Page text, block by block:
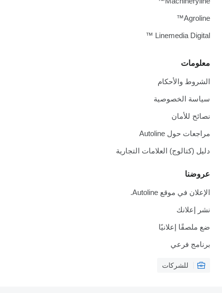
معلومات
الشروط والأحكام
سياسة الخصوصية
نصائح للأمان
مراجعات حول Autoline
دليل (كتالوج) العلامات التجارية
عروضنا
الإعلان في موقع Autoline.
نشر إعلانك
ضع ملصقًا إعلانيًا
برنامج فرعي
للشركات
Agroline™
Linemedia Digital ™